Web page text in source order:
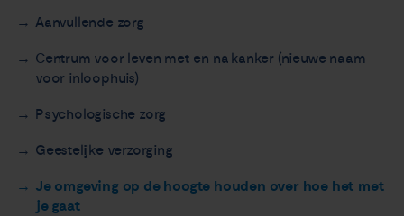
Aanvullende zorg
Centrum voor leven met en na kanker (nieuwe naam
voor inloophuis)
Psychologische zorg
Geestelijke verzorging
Je omgeving op de hoogte houden over hoe het met
je gaat